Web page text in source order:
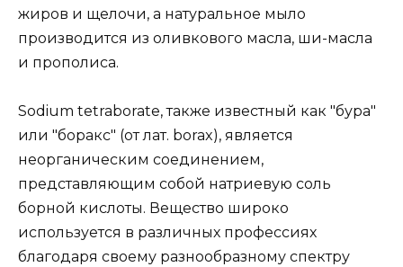
жиров и щелочи, а натуральное мыло
производится из оливкового масла, ши-масла
и прополиса.
Sodium tetraborate, также известный как "бура"
или "боракс" (от лат. borax), является
неорганическим соединением,
представляющим собой натриевую соль
борной кислоты. Вещество широко
используется в различных профессиях
благодаря своему разнообразному спектру